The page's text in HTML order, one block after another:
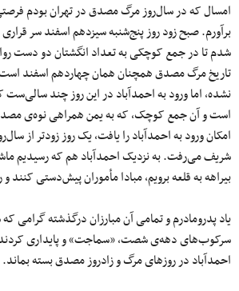
امسال که در سال‌روز مرگ مصدق در تهران بودم
برآورم. صبح زود روز پنج‌شنبه سیزدهم اسفند سر
شدم تا در جمع کوچکی به تعداد انگشتان دو دست
تاریخ مرگ مصدق همچنان همان چهاردهم اسفند
نشده، اما ورود به احمدآباد در این روز چند
است و آن جمع کوچک، که به یمن همراهی نوه‌ی
امکان ورود به احمدآباد را یافت، یک روز زودتر از
شریف می‌رفت. به نزدیک احمدآباد هم که رسیدیم
بیراهه به قلعه برویم، مبادا مأموران پیش‌دستی کنند و
یاد پدرومادرم و تمامی آن مبارزان درگذشته گرامی
سرکوب‌های دهه‌ی شصت، «سماجت» و پایداری کردند
احمدآباد در روزهای مرگ و زادروز مصدق بسته بماند.